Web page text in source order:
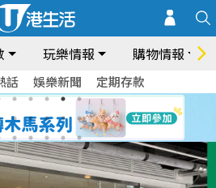
玩樂情報 購物情報
話 娛樂新聞 定期存款